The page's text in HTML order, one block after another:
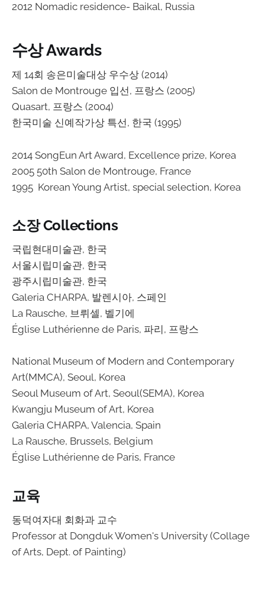
2012 Nomadic residence- Baikal, Russia
수상 Awards
제 14회 송은미술대상 우수상 (2014)
Salon de Montrouge 입선, 프랑스 (2005)
Quasart, 프랑스 (2004)
한국미술 신예작가상 특선, 한국 (1995)
2014 SongEun Art Award, Excellence prize, Korea
2005 50th Salon de Montrouge, France
1995 Korean Young Artist, special selection, Korea
소장 Collections
국립현대미술관, 한국
서울시립미술관, 한국
광주시립미술관, 한국
Galeria CHARPA, 발렌시아, 스페인
La Rausche, 브뤼셀, 벨기에
Église Luthérienne de Paris, 파리, 프랑스
National Museum of Modern and Contemporary
Art(MMCA), Seoul, Korea
Seoul Museum of Art, Seoul(SEMA), Korea
Kwangju Museum of Art, Korea
Galeria CHARPA, Valencia, Spain
La Rausche, Brussels, Belgium
Église Luthérienne de Paris, France
교육
동덕여자대 회화과 교수
Professor at Dongduk Women's University (Collage
of Arts, Dept. of Painting)